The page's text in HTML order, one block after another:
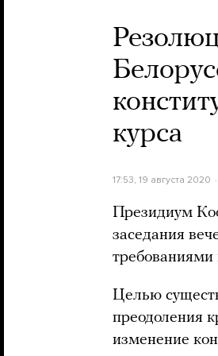
курса
17:53, 19 августа 2020
Президиум
заседания
требованиями
Целью
преодоления
изменение